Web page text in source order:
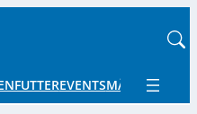
EVENTSMÄRKTE UND